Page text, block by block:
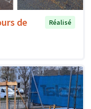
de
Réalisé